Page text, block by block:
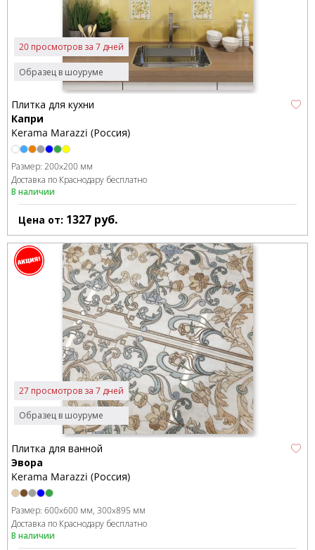
Образец в шоуруме
20 просмотров за 7 дней
Плитка для кухни
Капри
Kerama Marazzi (Россия)
Размер: 200x200 мм
Доставка по Краснодару бесплатно
В наличии
Цена от: 1327 руб.
Образец в шоуруме
27 просмотров за 7 дней
Плитка для ванной
Эвора
Kerama Marazzi (Россия)
Размер: 600x600 мм 300x895 мм
Доставка по Краснодару бесплатно
В наличии